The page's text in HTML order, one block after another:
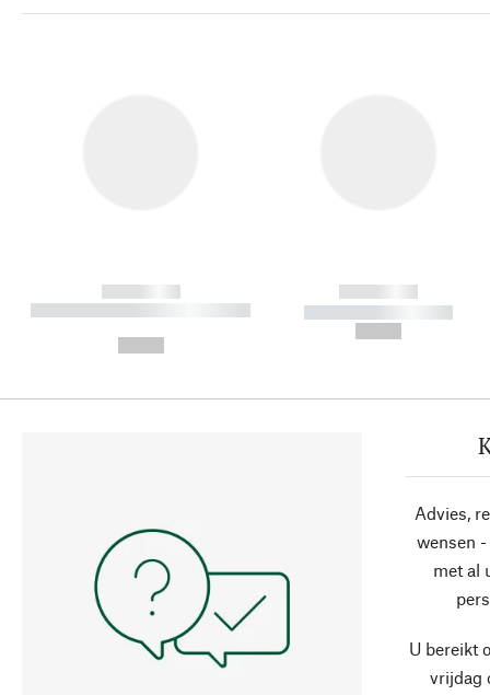
------------
----------- ----------- ----------
------------
----------- -----------
Advies,
wensen
met al
U bereikt
vrijdag